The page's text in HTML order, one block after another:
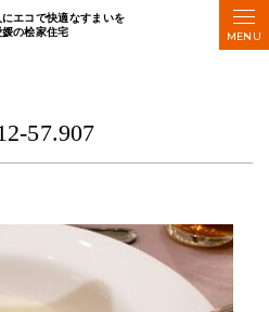
エコで快適なすまいを
の桧家住宅
57.907